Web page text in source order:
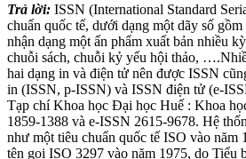
Trả lời: ISSN (International Standard
chuẩn quốc tế, dưới dạng một dãy số
nhận dạng một ấn phẩm xuất bản nhiều
chuỗi sách, chuỗi kỷ yếu hội thảo,
hai dạng in và điện tử nên được ISSN
in (ISSN, p-ISSN) và ISSN điện tử (e-
Tạp chí Khoa học Đại học Huế : Khoa
1859-1388 và e-ISSN 2615-9678. Hệ
như một tiêu chuẩn quốc tế ISO vào năm
tên gọi ISO 3297 vào năm 1975, do Tiểu